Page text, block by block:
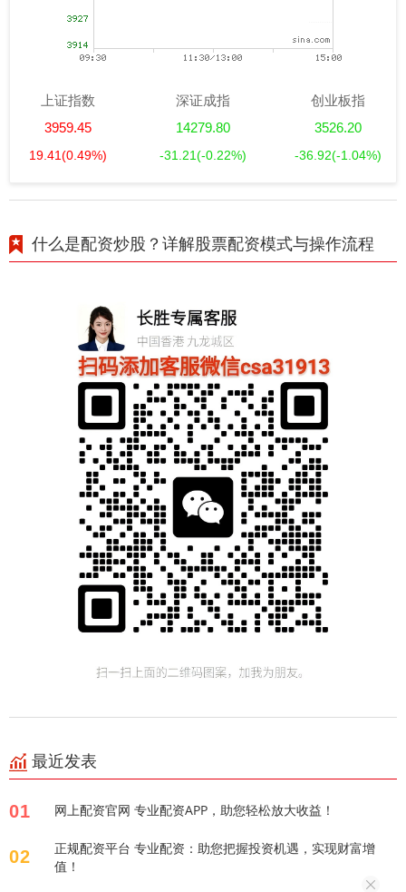
上证指数
3959.45
19.41(0.49%)
深证成指
14279.80
-31.21(-0.22%)
创业板指
3526.20
-36.92(-1.04%)
什么是配资炒股？详解股票配资模式与操作流程
最近发表
01 网上配资官网 专业配资APP，助您轻松放大收益！
02
正规配资平台 专业配资：助您把握投资机遇，实现财富增
值！